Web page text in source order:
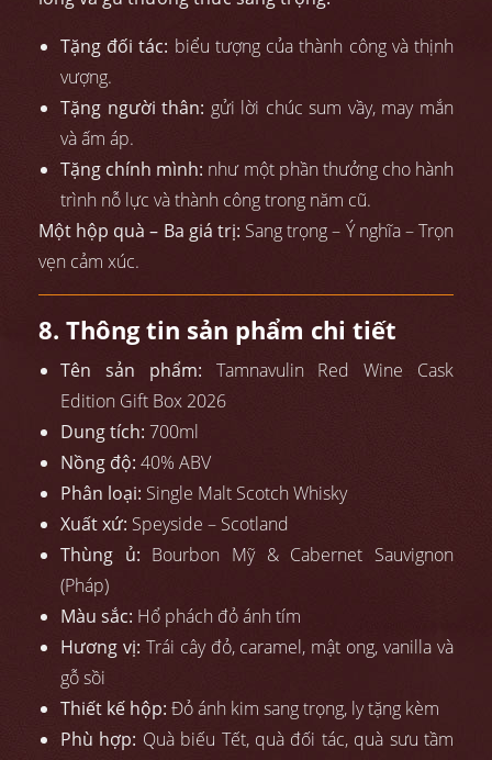
Tặng đối tác: biểu tượng của thành công và thịnh
vượng.
Tặng người thân: gửi lời chúc sum vầy, may mắn
và ấm áp.
Tặng chính mình: như một phần thưởng cho hành
trình nỗ lực và thành công trong năm cũ.
Một hộp quà – Ba giá trị: Sang trọng – Ý nghĩa – Trọn
vẹn cảm xúc.
8. Thông tin sản phẩm chi tiết
Tên sản phẩm: Tamnavulin Red Wine Cask
Edition Gift Box 2026
Dung tích: 700ml
Nồng độ: 40% ABV
Phân loại: Single Malt Scotch Whisky
Xuất xứ: Speyside – Scotland
Thùng ủ: Bourbon Mỹ & Cabernet Sauvignon
(Pháp)
Màu sắc: Hổ phách đỏ ánh tím
Hương vị: Trái cây đỏ, caramel, mật ong, vanilla và
gỗ sồi
Thiết kế hộp: Đỏ ánh kim sang trọng, ly tặng kèm
Phù hợp: Quà biếu Tết, quà đối tác, quà sưu tầm